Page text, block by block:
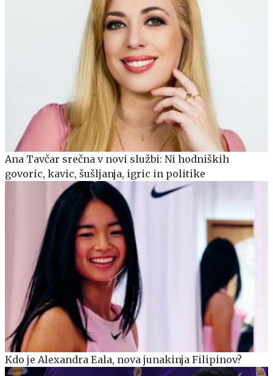
Ana Tavčar srečna v novi službi: Ni hodniških
govoric, kavic, šušljanja, igric in politike
Kdo je Alexandra Eala, nova junakinja Filipinov?